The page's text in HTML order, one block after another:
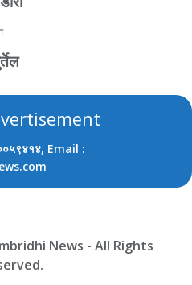
, Email :
News - All Rights